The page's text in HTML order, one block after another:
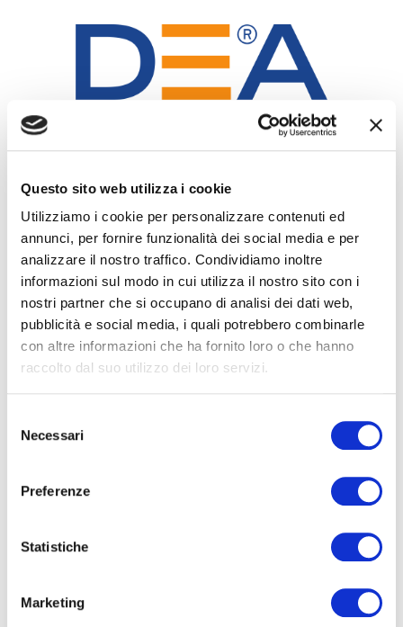
Questo sito web utilizza i cookie
Utilizziamo i cookie per personalizzare contenuti ed
annunci, per fornire funzionalità dei social media e per
analizzare il nostro traffico. Condividiamo inoltre
informazioni sul modo in cui utilizza il nostro sito con i
nostri partner che si occupano di analisi dei dati web,
pubblicità e social media, i quali potrebbero combinarle
con altre informazioni che ha fornito loro o che hanno
raccolto dal suo utilizzo dei loro servizi.
delNecessari
Preferenze
Statistiche
Marketing
DEA
Operatore attivo nella distribuzione di energia
elettrica e gestione della pubblica illuminazione in
centro e nord Italia.
SCOPRI
Società ingegneristica italiana specializzata nelle